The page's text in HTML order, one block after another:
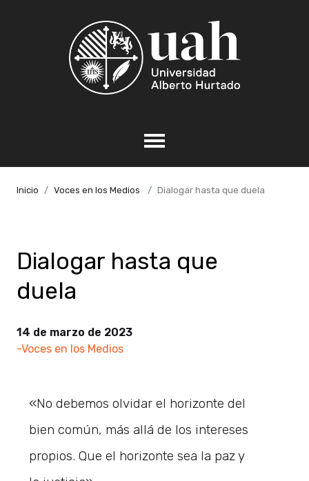
Inicio Voces en los Medios Dialogar hasta que duela
Dialogar hasta que
duela
14 de marzo de 2023
-Voces en los Medios
«No debemos olvidar el horizonte del
bien común, más allá de los intereses
propios. Que el horizonte sea la paz y